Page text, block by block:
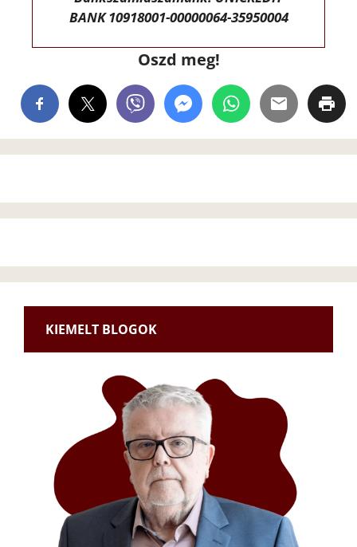
BANK 10918001-00000064-35950004
Oszd meg!
KIEMELT BLOGOK